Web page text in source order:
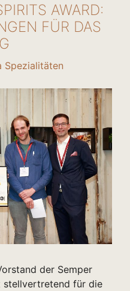
AWARD:
FÜR DAS
Spezialitäten
der Semper
stellvertretend für die